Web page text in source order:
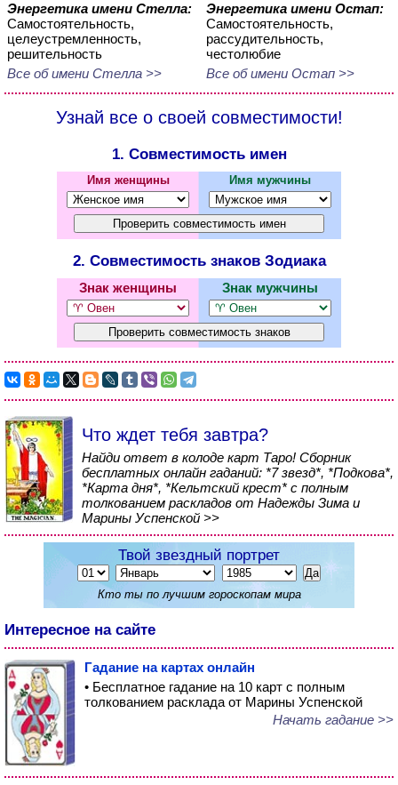
Энергетика имени Стелла:
Самостоятельность,
целеустремленность,
решительность
Все об имени Стелла >>
Энергетика имени Остап:
Самостоятельность,
рассудительность,
честолюбие
Все об имени Остап >>
Узнай все о своей совместимости!
1. Совместимость имен
Имя женщины Имя мужчины
2. Совместимость знаков Зодиака
Знак женщины Знак мужчины
Что ждет тебя завтра?
Найди ответ в колоде карт Таро! Сборник
бесплатных онлайн гаданий: *7 звезд*, *Подкова*,
*Карта дня*, *Кельтский крест* с полным
толкованием раскладов от Надежды Зима и
Марины Успенской >>
Твой звездный портрет
Кто ты по лучшим гороскопам мира
Интересное на сайте
Гадание на картах онлайн
• Бесплатное гадание на 10 карт с полным
толкованием расклада от Марины Успенской
Начать гадание >>